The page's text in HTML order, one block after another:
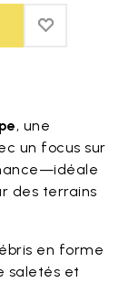
ADD TO
ADD TO
, une
un focus sur
des terrains
en forme
saletés et